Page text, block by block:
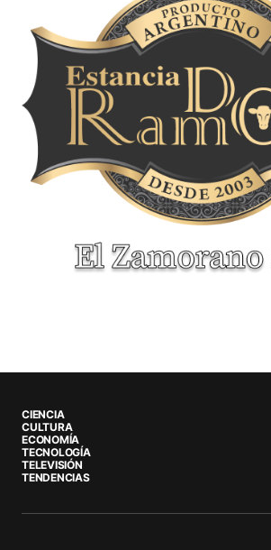
CIENCIA
CULTURA
ECONOMÍA
TECNOLOGÍA
TELEVISIÓN
TENDENCIAS